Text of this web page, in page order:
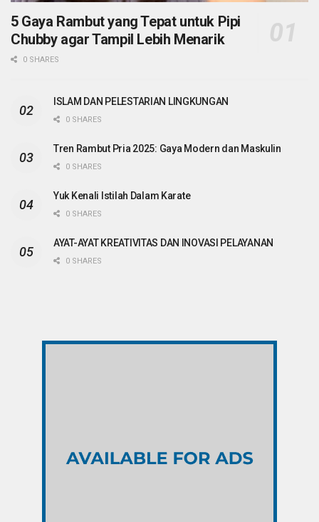
5 Gaya Rambut yang Tepat untuk Pipi
Chubby agar Tampil Lebih Menarik
0 SHARES
ISLAM DAN PELESTARIAN LINGKUNGAN
0 SHARES
Tren Rambut Pria 2025: Gaya Modern dan Maskulin
0 SHARES
Yuk Kenali Istilah Dalam Karate
0 SHARES
AYAT-AYAT KREATIVITAS DAN INOVASI PELAYANAN
0 SHARES